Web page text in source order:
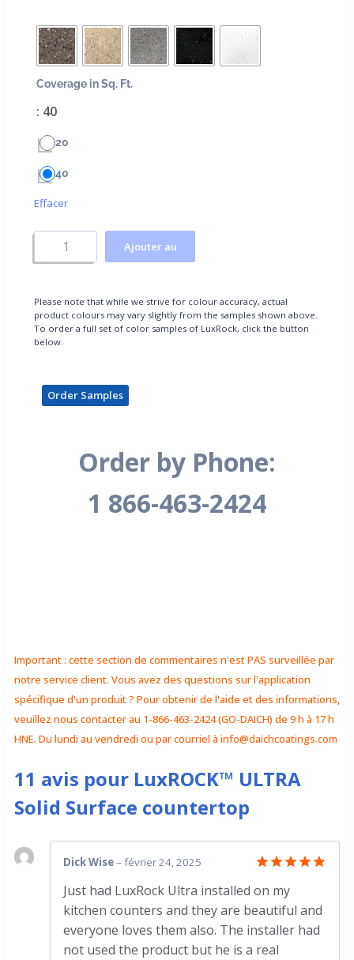
Coverage in Sq. Ft.
: 40
20
40
Effacer
Ajouter au
Please note that while we strive for colour accuracy, actual
product colours may vary slightly from the samples shown above.
To order a full set of color samples of LuxRock, click the button
below.
Order Samples
Order by Phone:
1 866-463-2424
Important : cette section de commentaires n'est PAS surveillée par
notre service client. Vous avez des questions sur l'application
spécifique d'un produit ? Pour obtenir de l'aide et des informations,
veuillez nous contacter au 1-866-463-2424 (GO-DAICH) de 9 h à 17 h
HNE. Du lundi au vendredi ou par courriel à info@daichcoatings.com
11 avis pour LuxROCK™ ULTRA
Solid Surface countertop
sur 5
Dick Wise– février 24, 2025
Just had LuxRock Ultra installed on my
kitchen counters and they are beautiful and
everyone loves them also. The installer had
not used the product but he is a real